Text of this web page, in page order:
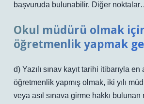
başvuruda bulunabilir. Diğer
Okul müdürü olmak
öğretmenlik yapmak
d) Yazılı sınav kayıt tarihi itibarıyla en
öğretmenlik yapmış olmak, iki yılı
veya asıl sınava girme hakkı